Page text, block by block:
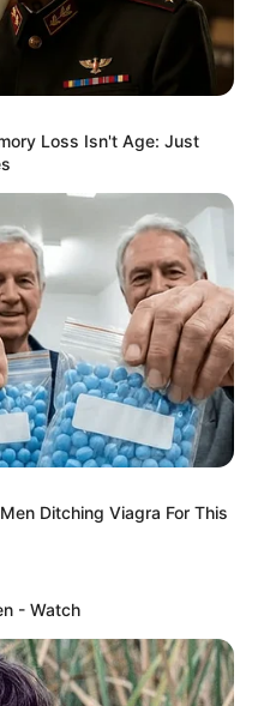
Loss Isn't Age: Just
Ditching Viagra For This
- Watch